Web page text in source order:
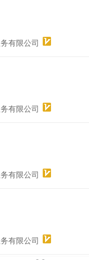
有限公司
有限公司
有限公司
有限公司